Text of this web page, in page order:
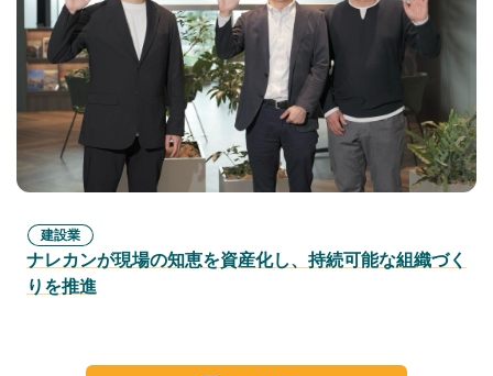
建設業
ナレカンが現場の知恵を資産化し、持続可能な組織づく
りを推進